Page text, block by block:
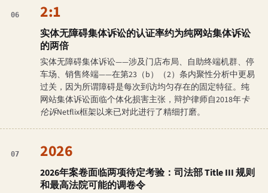
06 2:1
实体无障碍集体诉讼的认证率约为纯网站集体诉讼
的两倍
实体无障碍集体诉讼——涉及门店布局、自助终端机群、停
车场、销售终端——在第23（b）（2）条内聚性分析中更易
过关，因为所谓障碍是每次到访均匀存在的固定特征。纯
网站集体诉讼面临个体化损害主张，辩护律师自2018年卡
伦诉Netflix框架以来已对此进行了精细打磨。
07 2026
2026年案卷面临两项待定考验：司法部 Title III 规则
和最高法院可能的调卷令